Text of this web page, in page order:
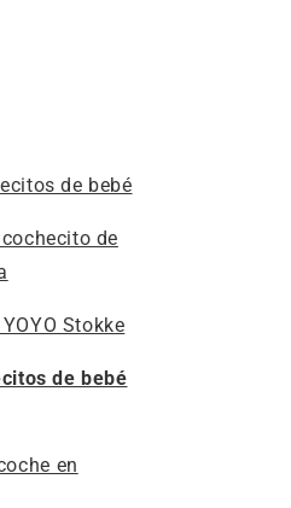
de bebé
de
Stokke
de bebé
en